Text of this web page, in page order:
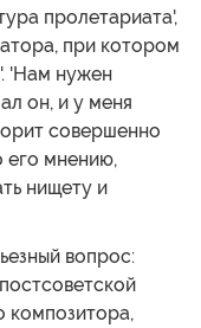
пролетариата',
при котором
'Нам нужен
он, и у меня
совершенно
его мнению,
нищету и
вопрос:
композитора,